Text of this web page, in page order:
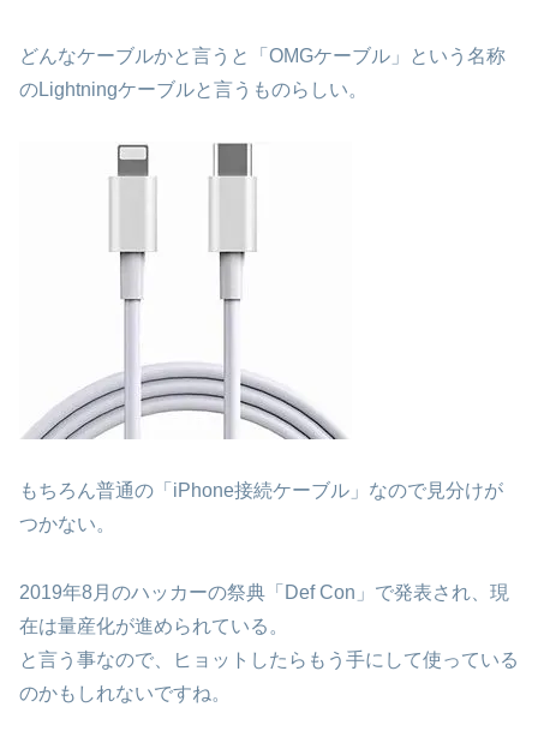
どんなケーブルかと言うと「OMGケーブル」という名称
のLightningケーブルと言うものらしい。
もちろん普通の「iPhone接続ケーブル」なので見分けが
つかない。
2019年8月のハッカーの祭典「Def Con」で発表され、現
在は量産化が進められている。
と言う事なので、ヒョットしたらもう手にして使っている
のかもしれないですね。